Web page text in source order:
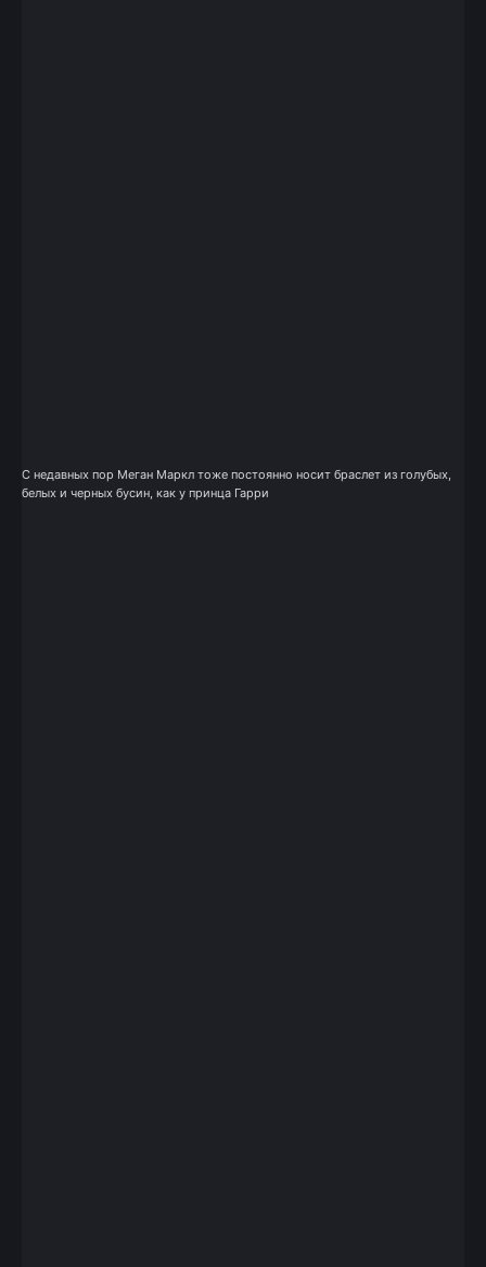
С недавных пор Меган Маркл тоже постоянно носит браслет из голубых,
белых и черных бусин, как у принца Гарри